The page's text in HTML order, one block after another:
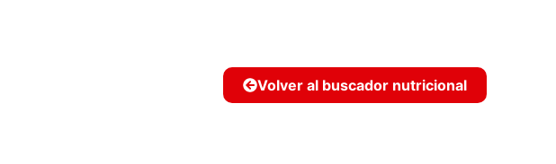
Volver al buscador nutricional